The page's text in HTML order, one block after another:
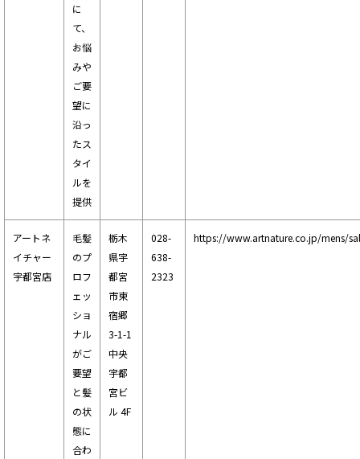
に
て、
お悩
みや
ご要
望に
沿っ
たス
タイ
ルを
提供
アートネ
イチャー
宇都宮店
毛髪
のプ
ロフ
ェッ
ショ
ナル
がご
要望
と髪
の状
態に
合わ
栃木
県宇
都宮
市東
宿郷
3-1-1
中央
宇都
宮ビ
ル 4F
028-
638-
2323
https://www.artnature.co.jp/mens/